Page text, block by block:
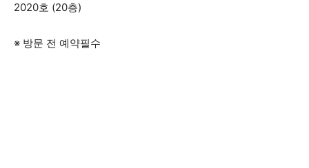
2020호 (20층)
※ 방문 전 예약필수